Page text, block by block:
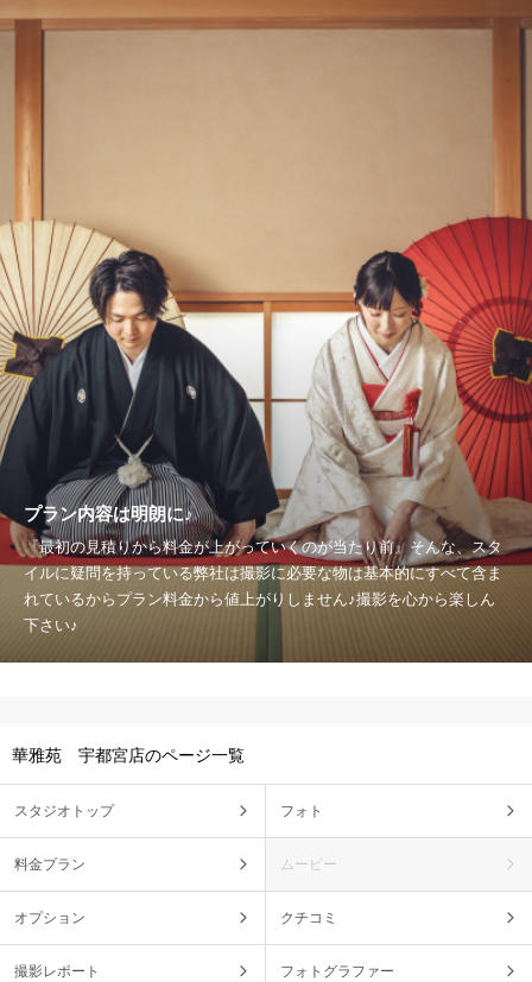
プラン内容は明朗に♪
『最初の見積りから料金が上がっていくのが当たり前』そんな、スタ
イルに疑問を持っている弊社は撮影に必要な物は基本的にすべて含ま
れているからプラン料金から値上がりしません♪撮影を心から楽しん
下さい♪
華雅苑 宇都宮店のページ一覧
スタジオトップ フォト
料金プラン ムービー
オプション クチコミ
撮影レポート フォトグラファー